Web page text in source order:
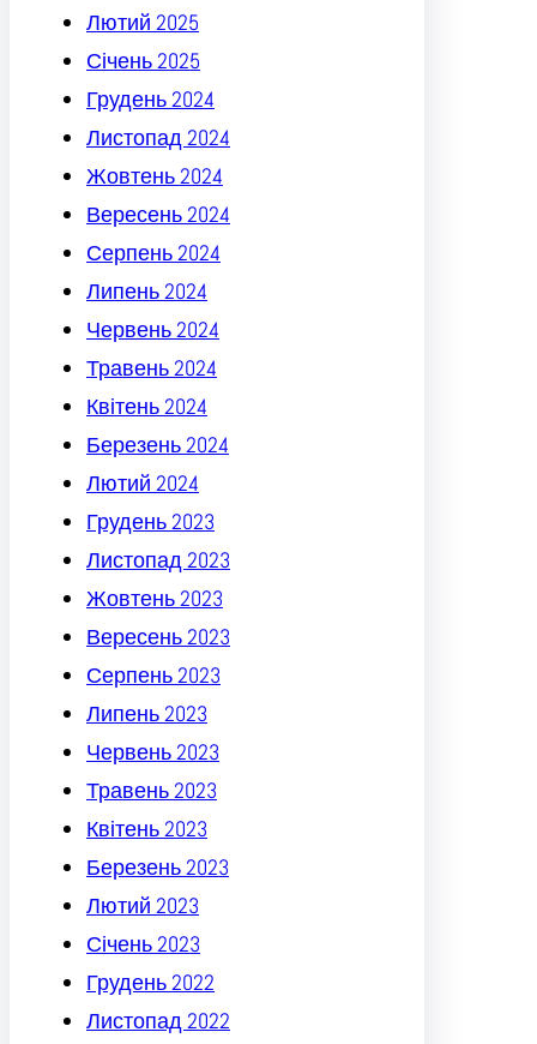
Лютий 2025
Січень 2025
Грудень 2024
Листопад 2024
Жовтень 2024
Вересень 2024
Серпень 2024
Липень 2024
Червень 2024
Травень 2024
Квітень 2024
Березень 2024
Лютий 2024
Грудень 2023
Листопад 2023
Жовтень 2023
Вересень 2023
Серпень 2023
Липень 2023
Червень 2023
Травень 2023
Квітень 2023
Березень 2023
Лютий 2023
Січень 2023
Грудень 2022
Листопад 2022